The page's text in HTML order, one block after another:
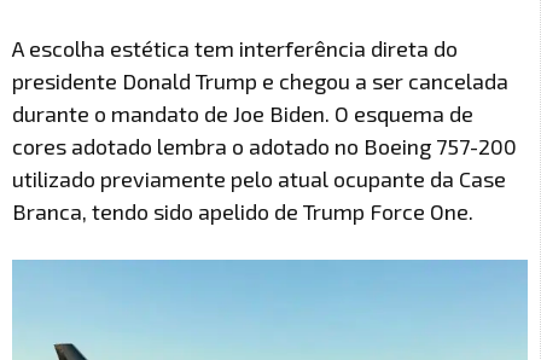
A escolha estética tem interferência direta do
presidente Donald Trump e chegou a ser cancelada
durante o mandato de Joe Biden. O esquema de
cores adotado lembra o adotado no Boeing 757-200
utilizado previamente pelo atual ocupante da Case
Branca, tendo sido apelido de Trump Force One.